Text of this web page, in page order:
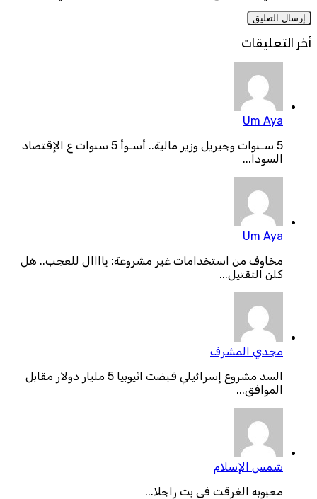
أخر التعليقات
Um Aya
5 سـنوات وجيريل وزير مالية.. أسـوأ 5 سنوات ع الإقتصاد
السودا...
Um Aya
مخاوف من استخدامات غير مشروعة: ياااال للعجب.. هل
كلن التقتيل...
مجدي المشرف
السد مشروع إسرائيلي قبضت اثيوبيا 5 مليار دولار مقابل
الموافق...
شمس الإسلام
معبوبه الغرقت فى بت راجلا...